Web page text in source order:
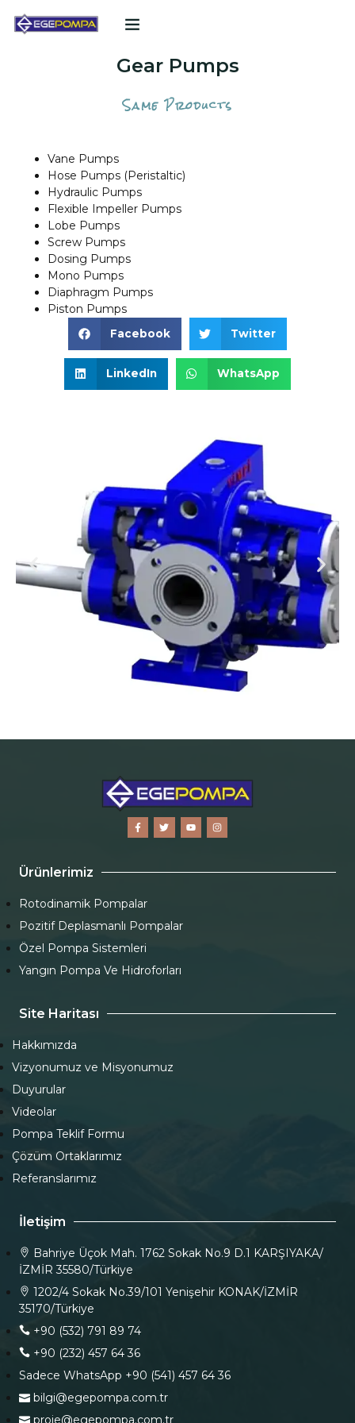
Gear Pumps
Same Products
Vane Pumps
Hose Pumps (Peristaltic)
Hydraulic Pumps
Flexible Impeller Pumps
Lobe Pumps
Screw Pumps
Dosing Pumps
Mono Pumps
Diaphragm Pumps
Piston Pumps
Facebook Twitter
LinkedIn WhatsApp
Ürünlerimiz
Rotodinamik Pompalar
Pozitif Deplasmanlı Pompalar
Özel Pompa Sistemleri
Yangın Pompa Ve Hidroforları
Site Haritası
Hakkımızda
Vizyonumuz ve Misyonumuz
Duyurular
Videolar
Pompa Teklif Formu
Çözüm Ortaklarımız
Referanslarımız
İletişim
Bahriye Üçok Mah. 1762 Sokak No.9 D.1 KARŞIYAKA/
İZMİR 35580/Türkiye
1202/4 Sokak No.39/101 Yenişehir KONAK/İZMİR
35170/Türkiye
+90 (532) 791 89 74
+90 (232) 457 64 36
Sadece WhatsApp +90 (541) 457 64 36
bilgi@egepompa.com.tr
proje@egepompa.com.tr